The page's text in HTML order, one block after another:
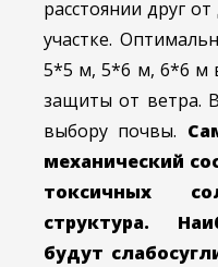
расстоянии друг
участке.
5*5 м, 5*6 м, 6*6 м
защиты от ветра.
выбору почвы.
механический
токсичных
структура.
будут